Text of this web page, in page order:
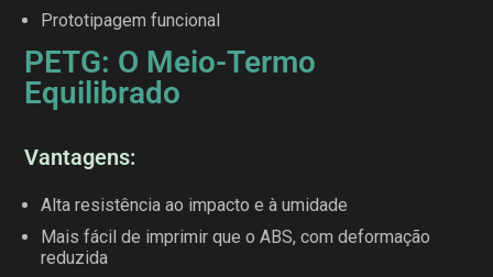
Prototipagem funcional
PETG: O Meio-Termo
Equilibrado
Vantagens:
Alta resistência ao impacto e à umidade
Mais fácil de imprimir que o ABS, com deformação
reduzida